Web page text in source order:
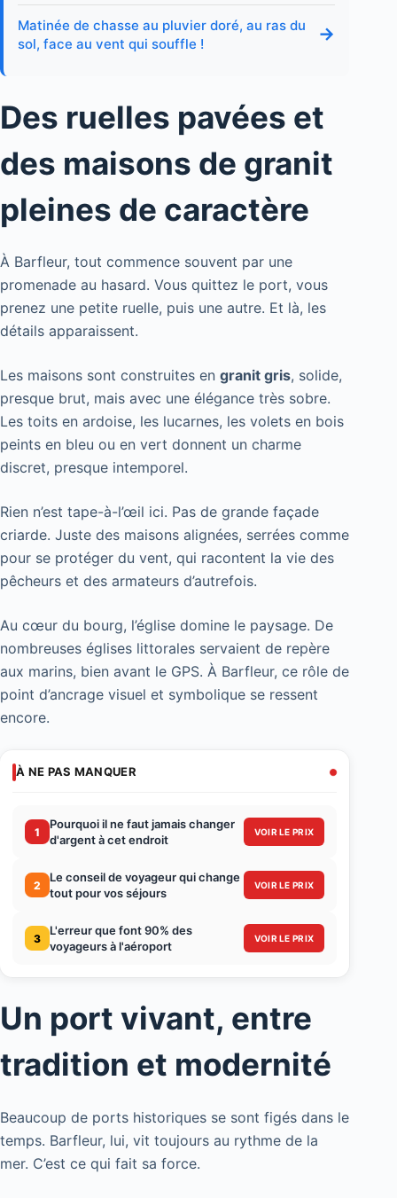
Matinée de chasse au pluvier doré, au ras du
sol, face au vent qui souffle !
→
Des ruelles pavées et
des maisons de granit
pleines de caractère
À Barfleur, tout commence souvent par une
promenade au hasard. Vous quittez le port, vous
prenez une petite ruelle, puis une autre. Et là, les
détails apparaissent.
Les maisons sont construites en granit gris, solide,
presque brut, mais avec une élégance très sobre.
Les toits en ardoise, les lucarnes, les volets en bois
peints en bleu ou en vert donnent un charme
discret, presque intemporel.
Rien n’est tape-à-l’œil ici. Pas de grande façade
criarde. Juste des maisons alignées, serrées comme
pour se protéger du vent, qui racontent la vie des
pêcheurs et des armateurs d’autrefois.
Au cœur du bourg, l’église domine le paysage. De
nombreuses églises littorales servaient de repère
aux marins, bien avant le GPS. À Barfleur, ce rôle de
point d’ancrage visuel et symbolique se ressent
encore.
À NE PAS MANQUER
1
Pourquoi il ne faut jamais changer
d'argent à cet endroit
VOIR LE PRIX
2
Le conseil de voyageur qui change
tout pour vos séjours
VOIR LE PRIX
3
L'erreur que font 90% des
voyageurs à l'aéroport
VOIR LE PRIX
Un port vivant, entre
tradition et modernité
Beaucoup de ports historiques se sont figés dans le
temps. Barfleur, lui, vit toujours au rythme de la
mer. C’est ce qui fait sa force.